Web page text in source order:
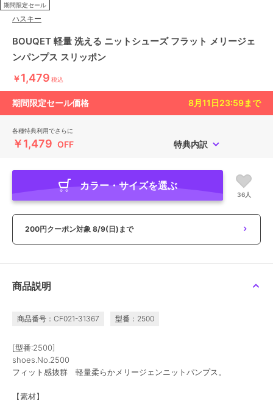
期間限定セール
ハスキー
BOUQET 軽量 洗える ニットシューズ フラット メリージェ
ンパンプス スリッポン
￥1,479 税込
期間限定セール価格 8月11日23:59まで
各種特典利用でさらに
￥1,479 OFF 特典内訳
カラー・サイズを選ぶ
36人
200円クーポン対象 8/9(日)まで
商品説明
商品番号：CF021-31367 型番：2500
[型番:2500]
shoes.No.2500
フィット感抜群 軽量柔らかメリージェンニットパンプス。
【素材】